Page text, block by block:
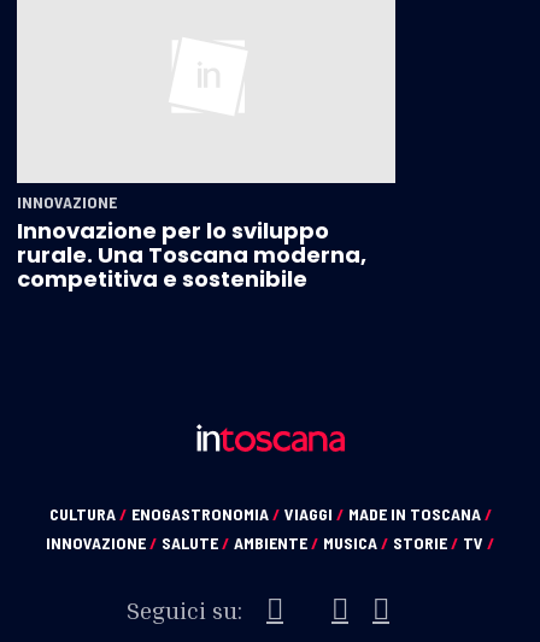
INNOVAZIONE
Innovazione per lo sviluppo
rurale. Una Toscana moderna,
competitiva e sostenibile
CULTURA/ ENOGASTRONOMIA/ VIAGGI / MADE IN TOSCANA/
INNOVAZIONE/ SALUTE/ AMBIENTE/ MUSICA/ STORIE/ TV /
Seguici su: